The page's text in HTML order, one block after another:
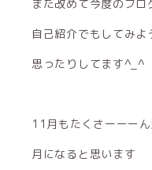
また改めて今度のブロ
自己紹介でもしてみよ
思ったりしてます^_^
11月もたくさーーー
月になると思います